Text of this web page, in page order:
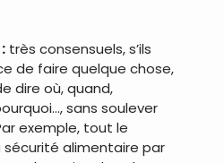
très consensuels, s’ils
de faire quelque chose,
dire où, quand,
sans soulever
exemple, tout le
sécurité alimentaire par